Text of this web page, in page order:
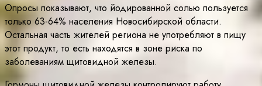
Опросы показывают, что йодированной солью пользуется
только 63-64% населения Новосибирской области.
Остальная часть жителей региона не употребляют в пищу
этот продукт, то есть находятся в зоне риска по
заболеваниям щитовидной железы.